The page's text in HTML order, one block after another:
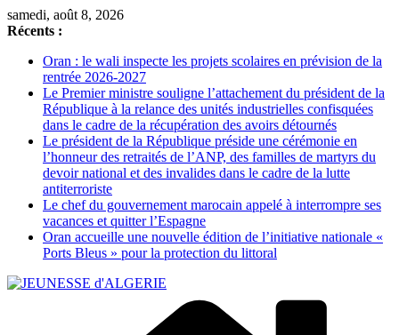
Passer
au
samedi, août 8, 2026
Récents :
Oran : le wali inspecte les projets scolaires en prévision de la
rentrée 2026-2027
Le Premier ministre souligne l’attachement du président de la
République à la relance des unités industrielles confisquées
dans le cadre de la récupération des avoirs détournés
Le président de la République préside une cérémonie en
l’honneur des retraités de l’ANP, des familles de martyrs du
devoir national et des invalides dans le cadre de la lutte
antiterroriste
Le chef du gouvernement marocain appelé à interrompre ses
vacances et quitter l’Espagne
Oran accueille une nouvelle édition de l’initiative nationale «
Ports Bleus » pour la protection du littoral